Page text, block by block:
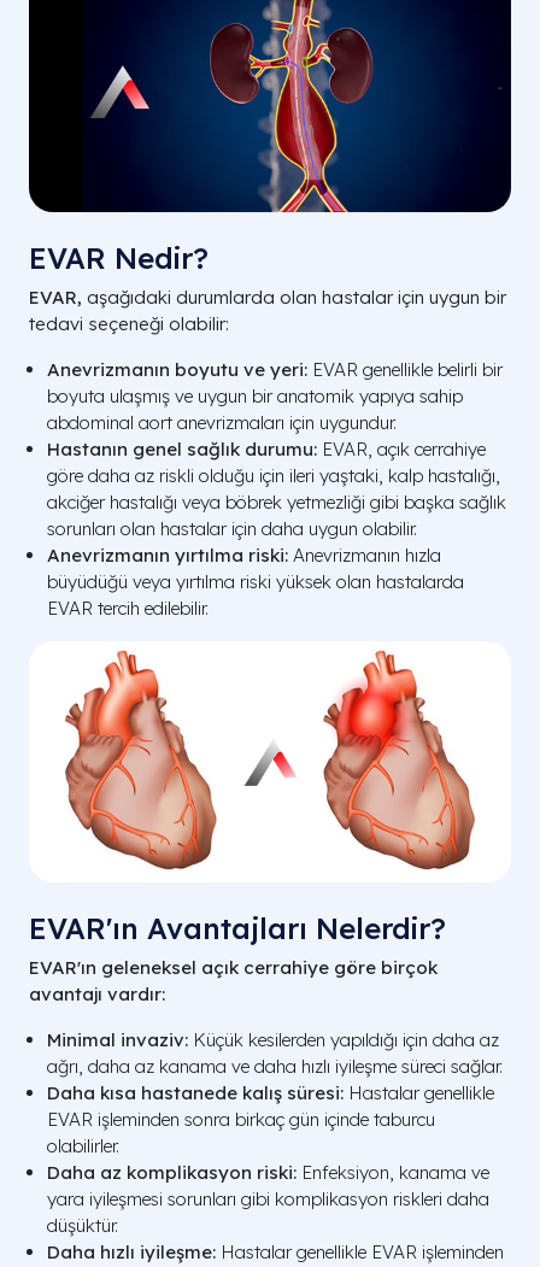
EVAR Nedir?
EVAR, aşağıdaki durumlarda olan hastalar için uygun bir
tedavi seçeneği olabilir:
Anevrizmanın boyutu ve yeri: EVAR genellikle belirli bir
boyuta ulaşmış ve uygun bir anatomik yapıya sahip
abdominal aort anevrizmaları için uygundur.
Hastanın genel sağlık durumu: EVAR, açık cerrahiye
göre daha az riskli olduğu için ileri yaştaki, kalp hastalığı,
akciğer hastalığı veya böbrek yetmezliği gibi başka sağlık
sorunları olan hastalar için daha uygun olabilir.
Anevrizmanın yırtılma riski: Anevrizmanın hızla
büyüdüğü veya yırtılma riski yüksek olan hastalarda
EVAR tercih edilebilir.
EVAR'ın Avantajları Nelerdir?
EVAR'ın geleneksel açık cerrahiye göre birçok
avantajı vardır:
Minimal invaziv: Küçük kesilerden yapıldığı için daha az
ağrı, daha az kanama ve daha hızlı iyileşme süreci sağlar.
Daha kısa hastanede kalış süresi: Hastalar genellikle
EVAR işleminden sonra birkaç gün içinde taburcu
olabilirler.
Daha az komplikasyon riski: Enfeksiyon, kanama ve
yara iyileşmesi sorunları gibi komplikasyon riskleri daha
düşüktür.
Daha hızlı iyileşme: Hastalar genellikle EVAR işleminden